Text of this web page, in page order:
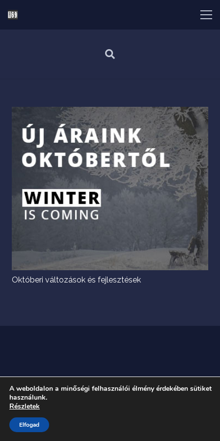
Októberi változások és fejlesztések
A weboldalon a minőségi felhasználói élmény érdekében sütiket
használunk.
Részletek
Elfogad